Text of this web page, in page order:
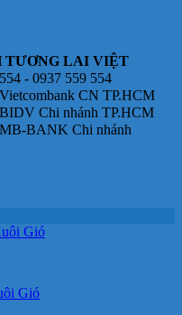
TƯƠNG LAI VIỆT
- 0937 559 554
CN TP.HCM
Chi nhánh TP.HCM
BANK Chi nhánh
Gió